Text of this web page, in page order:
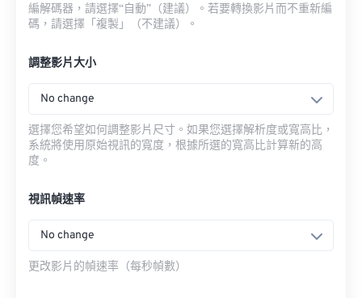
編解碼器，請選擇“自動”（建議）。若要轉換影片而不重新編
碼，請選擇「複製」（不建議）。
調整影片大小
No change
選擇您希望如何調整影片尺寸。如果您選擇解析度或寬高比，
系統將使用原始視訊的寬度，根據所選的寬高比計算新的高
度。
視訊幀速率
No change
更改影片的幀速率（每秒幀數）